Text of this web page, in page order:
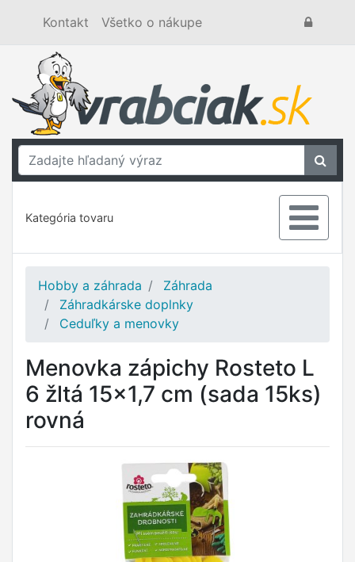
Kontakt Všetko o nákupe
Kategória tovaru
Hobby a záhrada
Záhrada
Záhradkárske doplnky
Ceduľky a menovky
Menovka zápichy Rosteto L
6 žltá 15x1,7 cm (sada 15ks)
rovná